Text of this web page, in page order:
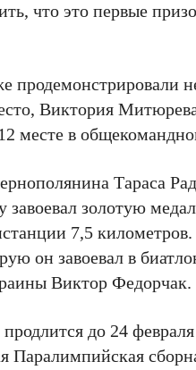
что это первые
продемонстрировали
Виктория
месте в
Тараса
золотую
7,5
он завоевал в
Виктор Федорчак.
до 24